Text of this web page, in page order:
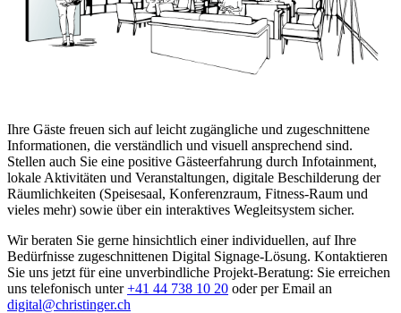
Ihre Gäste freuen sich auf leicht zugängliche und zugeschnittene
Informationen, die verständlich und visuell ansprechend sind.
Stellen auch Sie eine positive Gästeerfahrung durch Infotainment,
lokale Aktivitäten und Veranstaltungen, digitale Beschilderung der
Räumlichkeiten (Speisesaal, Konferenzraum, Fitness-Raum und
vieles mehr) sowie über ein interaktives Wegleitsystem sicher.
Wir beraten Sie gerne hinsichtlich einer individuellen, auf Ihre
Bedürfnisse zugeschnittenen Digital Signage-Lösung. Kontaktieren
Sie uns jetzt für eine unverbindliche Projekt-Beratung: Sie erreichen
uns telefonisch unter+41 44 738 10 20 oder per Email an
digital@christinger.ch